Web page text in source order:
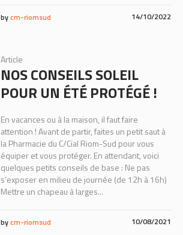
14/10/2022
bycm-riomsud
Article
NOS CONSEILS SOLEIL
POUR UN ÉTÉ PROTÉGÉ !
En vacances ou à la maison, il faut faire
attention ! Avant de partir, faites un petit saut à
la Pharmacie du C/Cial Riom-Sud pour vous
équiper et vous protéger. En attendant, voici
quelques petits conseils de base : Ne pas
s’exposer en milieu de journée (de 12h à 16h)
Mettre un chapeau à larges...
10/08/2021
bycm-riomsud